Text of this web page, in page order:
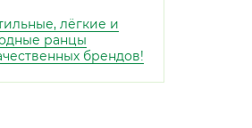
лёгкие и
ранцы
брендов!